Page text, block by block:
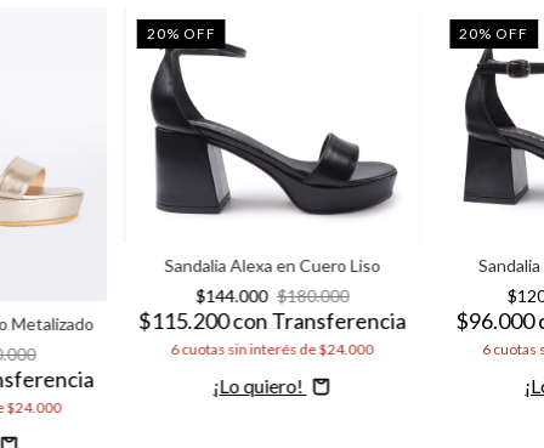
Metalizado
$24.000
20% OFF
Sandalia Alexa en Cuero Liso
$144.000 $180.000
$115.200conTransferencia
6cuotas sin interés de$24.000
Comprar
20%OFF
$96.000
6 cuotas